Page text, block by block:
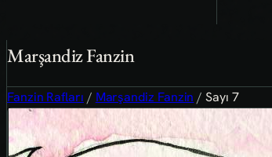
Marşandiz Fanzin
Fanzin Rafları / Marşandiz Fanzin / Sayı 7